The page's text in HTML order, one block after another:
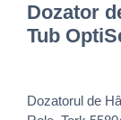
Dozator
Tub
Dozatorul de